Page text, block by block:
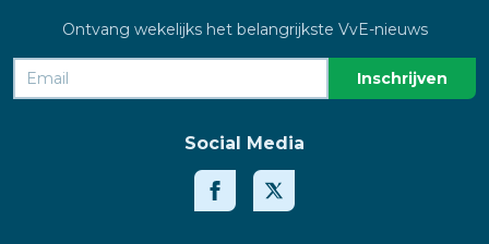
Ontvang wekelijks het belangrijkste VvE-nieuws
Social Media